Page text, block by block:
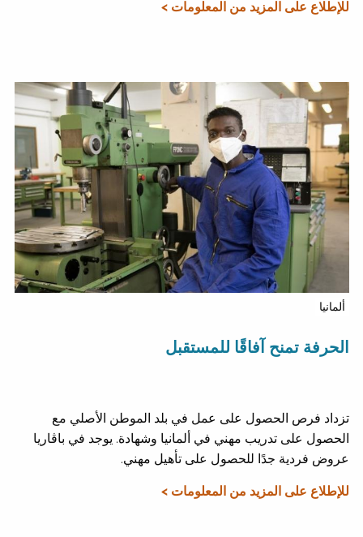
للإطلاع على المزيد من المعلومات >
ألمانيا
الحرفة تمنح آفاقًا للمستقبل
تزداد فرص الحصول على عمل في بلد الموطن الأصلي مع
الحصول على تدريب مهني في ألمانيا وشهادة. يوجد في باڤاريا
عروض فردية جدًا للحصول على تأهيل مهني.
للإطلاع على المزيد من المعلومات >